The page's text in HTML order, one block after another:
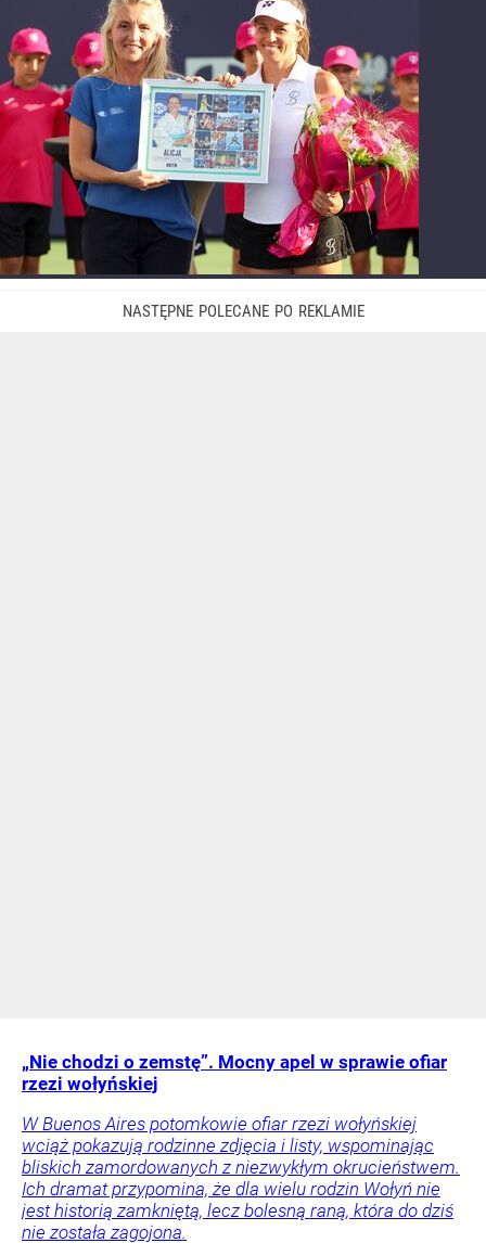
„Nie chodzi o zemstę”. Mocny apel w sprawie ofiar
rzezi wołyńskiej
W Buenos Aires potomkowie ofiar rzezi wołyńskiej
wciąż pokazują rodzinne zdjęcia i listy, wspominając
bliskich zamordowanych z niezwykłym okrucieństwem.
Ich dramat przypomina, że dla wielu rodzin Wołyń nie
jest historią zamkniętą, lecz bolesną raną, która do dziś
nie została zagojona.